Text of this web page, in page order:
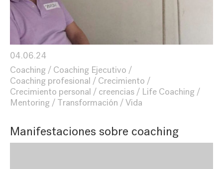
04.06.24
Coaching
Coaching Ejecutivo
Coaching profesional
Crecimiento
Crecimiento personal
creencias
Life Coaching
Mentoring
Transformación Vida
Manifestaciones sobre coaching